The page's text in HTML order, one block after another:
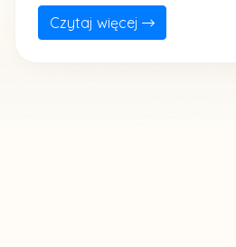
Czytaj więcej